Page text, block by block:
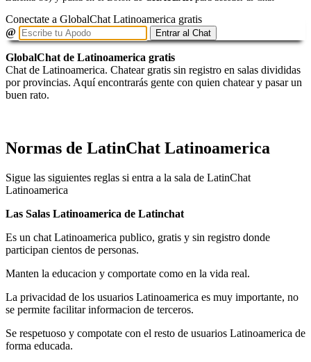
Conectate a GlobalChat Latinoamerica gratis
@
Entrar al Chat
GlobalChat de Latinoamerica gratis
Chat de Latinoamerica. Chatear gratis sin registro en salas divididas
por provincias. Aquí encontrarás gente con quien chatear y pasar un
buen rato.
Normas de LatinChat Latinoamerica
Sigue las siguientes reglas si entra a la sala de LatinChat
Latinoamerica
Las Salas Latinoamerica de Latinchat
Es un chat Latinoamerica publico, gratis y sin registro donde
participan cientos de personas.
Manten la educacion y comportate como en la vida real.
La privacidad de los usuarios Latinoamerica es muy importante, no
se permite facilitar informacion de terceros.
Se respetuoso y compotate con el resto de usuarios Latinoamerica de
forma educada.